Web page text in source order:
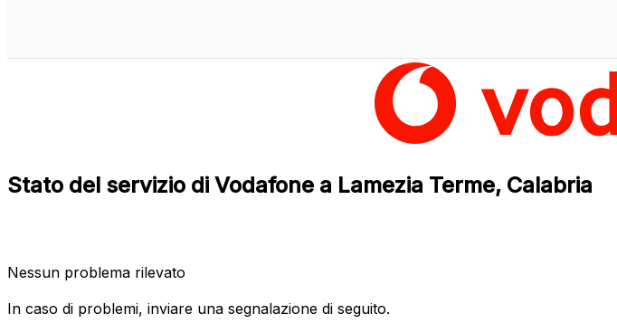
Stato del servizio di Vodafone a Lamezia Terme, Calabria
Nessun problema rilevato
In caso di problemi, inviare una segnalazione di seguito.